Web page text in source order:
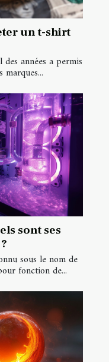
un t-shirt
années a permis
sont ses
sous le nom de
fonction de...